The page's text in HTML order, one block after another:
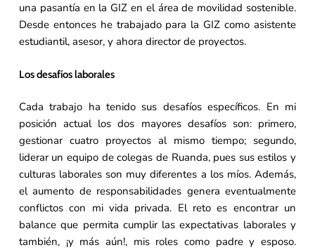
una pasantía en la GIZ en el área de movilidad sostenible.
Desde entonces he trabajado para la GIZ como asistente
estudiantil, asesor, y ahora director de proyectos.
Los desafíos laborales
Cada trabajo ha tenido sus desafíos específicos. En mi
posición actual los dos mayores desafíos son: primero,
gestionar cuatro proyectos al mismo tiempo; segundo,
liderar un equipo de colegas de Ruanda, pues sus estilos y
culturas laborales son muy diferentes a los míos. Además,
el aumento de responsabilidades genera eventualmente
conflictos con mi vida privada. El reto es encontrar un
balance que permita cumplir las expectativas laborales y
también, ¡y más aún!, mis roles como padre y esposo.